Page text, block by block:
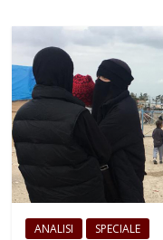
ANALISI SPECIALE